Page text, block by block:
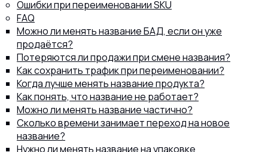
Ошибки при переименовании SKU
FAQ
Можно ли менять название БАД, если он уже
продаётся?
Потеряются ли продажи при смене названия?
Как сохранить трафик при переименовании?
Когда лучше менять название продукта?
Как понять, что название не работает?
Можно ли менять название частично?
Сколько времени занимает переход на новое
название?
Нужно ли менять название на упаковке